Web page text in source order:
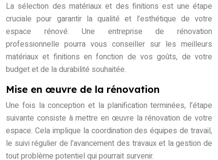
La sélection des matériaux et des finitions est une étape
cruciale pour garantir la qualité et l’esthétique de votre
espace rénové. Une entreprise de rénovation
professionnelle pourra vous conseiller sur les meilleurs
matériaux et finitions en fonction de vos goûts, de votre
budget et de la durabilité souhaitée.
Mise en œuvre de la rénovation
Une fois la conception et la planification terminées, l’étape
suivante consiste à mettre en œuvre la rénovation de votre
espace. Cela implique la coordination des équipes de travail,
le suivi régulier de l’avancement des travaux et la gestion de
tout problème potentiel qui pourrait survenir.